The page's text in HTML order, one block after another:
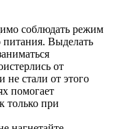
соблюдать режим
питания. Выделать
от
не стали от этого
помогает
только при